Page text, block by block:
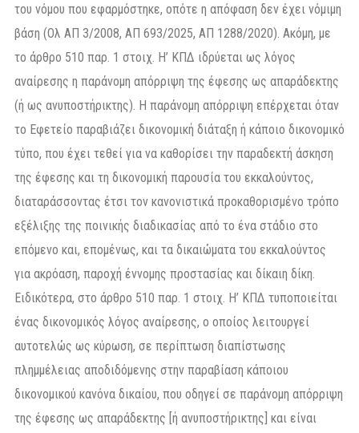
του νόμου που εφαρμόστηκε, οπότε η απόφαση δεν έχει νόμιμη
βάση (Ολ ΑΠ 3/2008, ΑΠ 693/2025, ΑΠ 1288/2020). Ακόμη, με
το άρθρο 510 παρ. 1 στοιχ. Η’ ΚΠΔ ιδρύεται ως λόγος
αναίρεσης η παράνομη απόρριψη της έφεσης ως απαράδεκτης
(ή ως ανυποστήρικτης). Η παράνομη απόρριψη επέρχεται όταν
το Εφετείο παραβιάζει δικονομική διάταξη ή κάποιο δικονομικό
τύπο, που έχει τεθεί για να καθορίσει την παραδεκτή άσκηση
της έφεσης και τη δικονομική παρουσία του εκκαλούντος,
διαταράσσοντας έτσι τον κανονιστικά προκαθορισμένο τρόπο
εξέλιξης της ποινικής διαδικασίας από το ένα στάδιο στο
επόμενο και, επομένως, και τα δικαιώματα του εκκαλούντος
για ακρόαση, παροχή έννομης προστασίας και δίκαιη δίκη.
Ειδικότερα, στο άρθρο 510 παρ. 1 στοιχ. Η’ ΚΠΔ τυποποιείται
ένας δικονομικός λόγος αναίρεσης, ο οποίος λειτουργεί
αυτοτελώς ως κύρωση, σε περίπτωση διαπίστωσης
πλημμέλειας αποδιδόμενης στην παραβίαση κάποιου
δικονομικού κανόνα δικαίου, που οδηγεί σε παράνομη απόρριψη
της έφεσης ως απαράδεκτης [ή ανυποστήρικτης] και είναι